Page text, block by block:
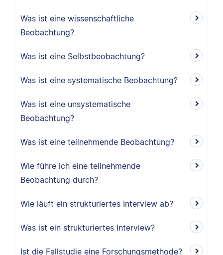
Was ist eine wissenschaftliche
Beobachtung?
Was ist eine Selbstbeobachtung?
Was ist eine systematische Beobachtung?
Was ist eine unsystematische
Beobachtung?
Was ist eine teilnehmende Beobachtung?
Wie führe ich eine teilnehmende
Beobachtung durch?
Wie läuft ein strukturiertes Interview ab?
Was ist ein strukturiertes Interview?
Ist die Fallstudie eine Forschungsmethode?